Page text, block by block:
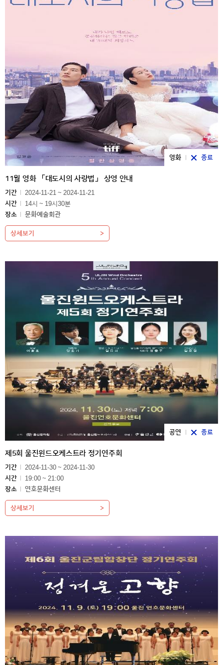
영화 종료
11월 영화 「대도시의 사랑법」 상영 안내
기간
2024-11-21 ~ 2024-11-21
시간
14시 ~ 19시30분
장소
문화예술회관
상세보기
공연 종료
제5회 울진윈드오케스트라 정기연주회
기간
2024-11-30 ~ 2024-11-30
시간
19:00 ~ 21:00
장소
연호문화센터
상세보기